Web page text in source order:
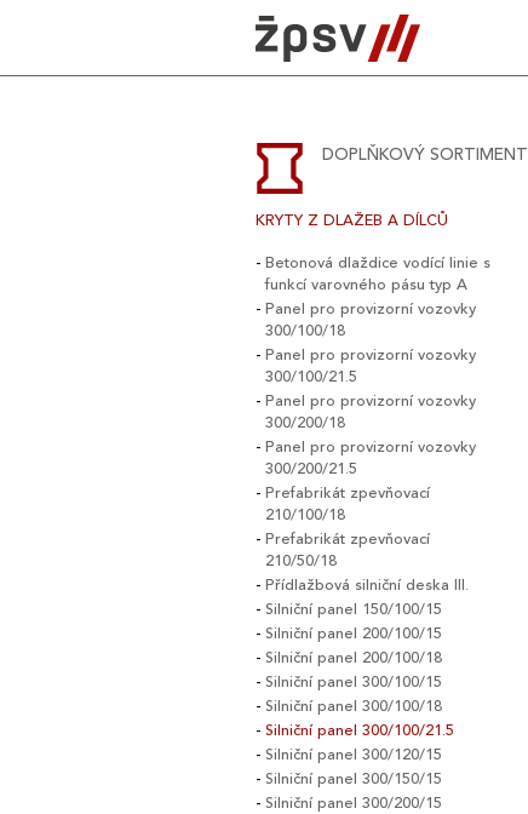
DOPLŇKOVÝ SORTIMENT
KRYTY Z DLAŽEB A DÍLCŮ
Betonová dlaždice vodící linie s
funkcí varovného pásu typ A
Panel pro provizorní vozovky
300/100/18
Panel pro provizorní vozovky
300/100/21.5
Panel pro provizorní vozovky
300/200/18
Panel pro provizorní vozovky
300/200/21.5
Prefabrikát zpevňovací
210/100/18
Prefabrikát zpevňovací
210/50/18
Přídlažbová silniční deska III.
Silniční panel 150/100/15
Silniční panel 200/100/15
Silniční panel 200/100/18
Silniční panel 300/100/15
Silniční panel 300/100/18
Silniční panel 300/100/21.5
Silniční panel 300/120/15
Silniční panel 300/150/15
Silniční panel 300/200/15